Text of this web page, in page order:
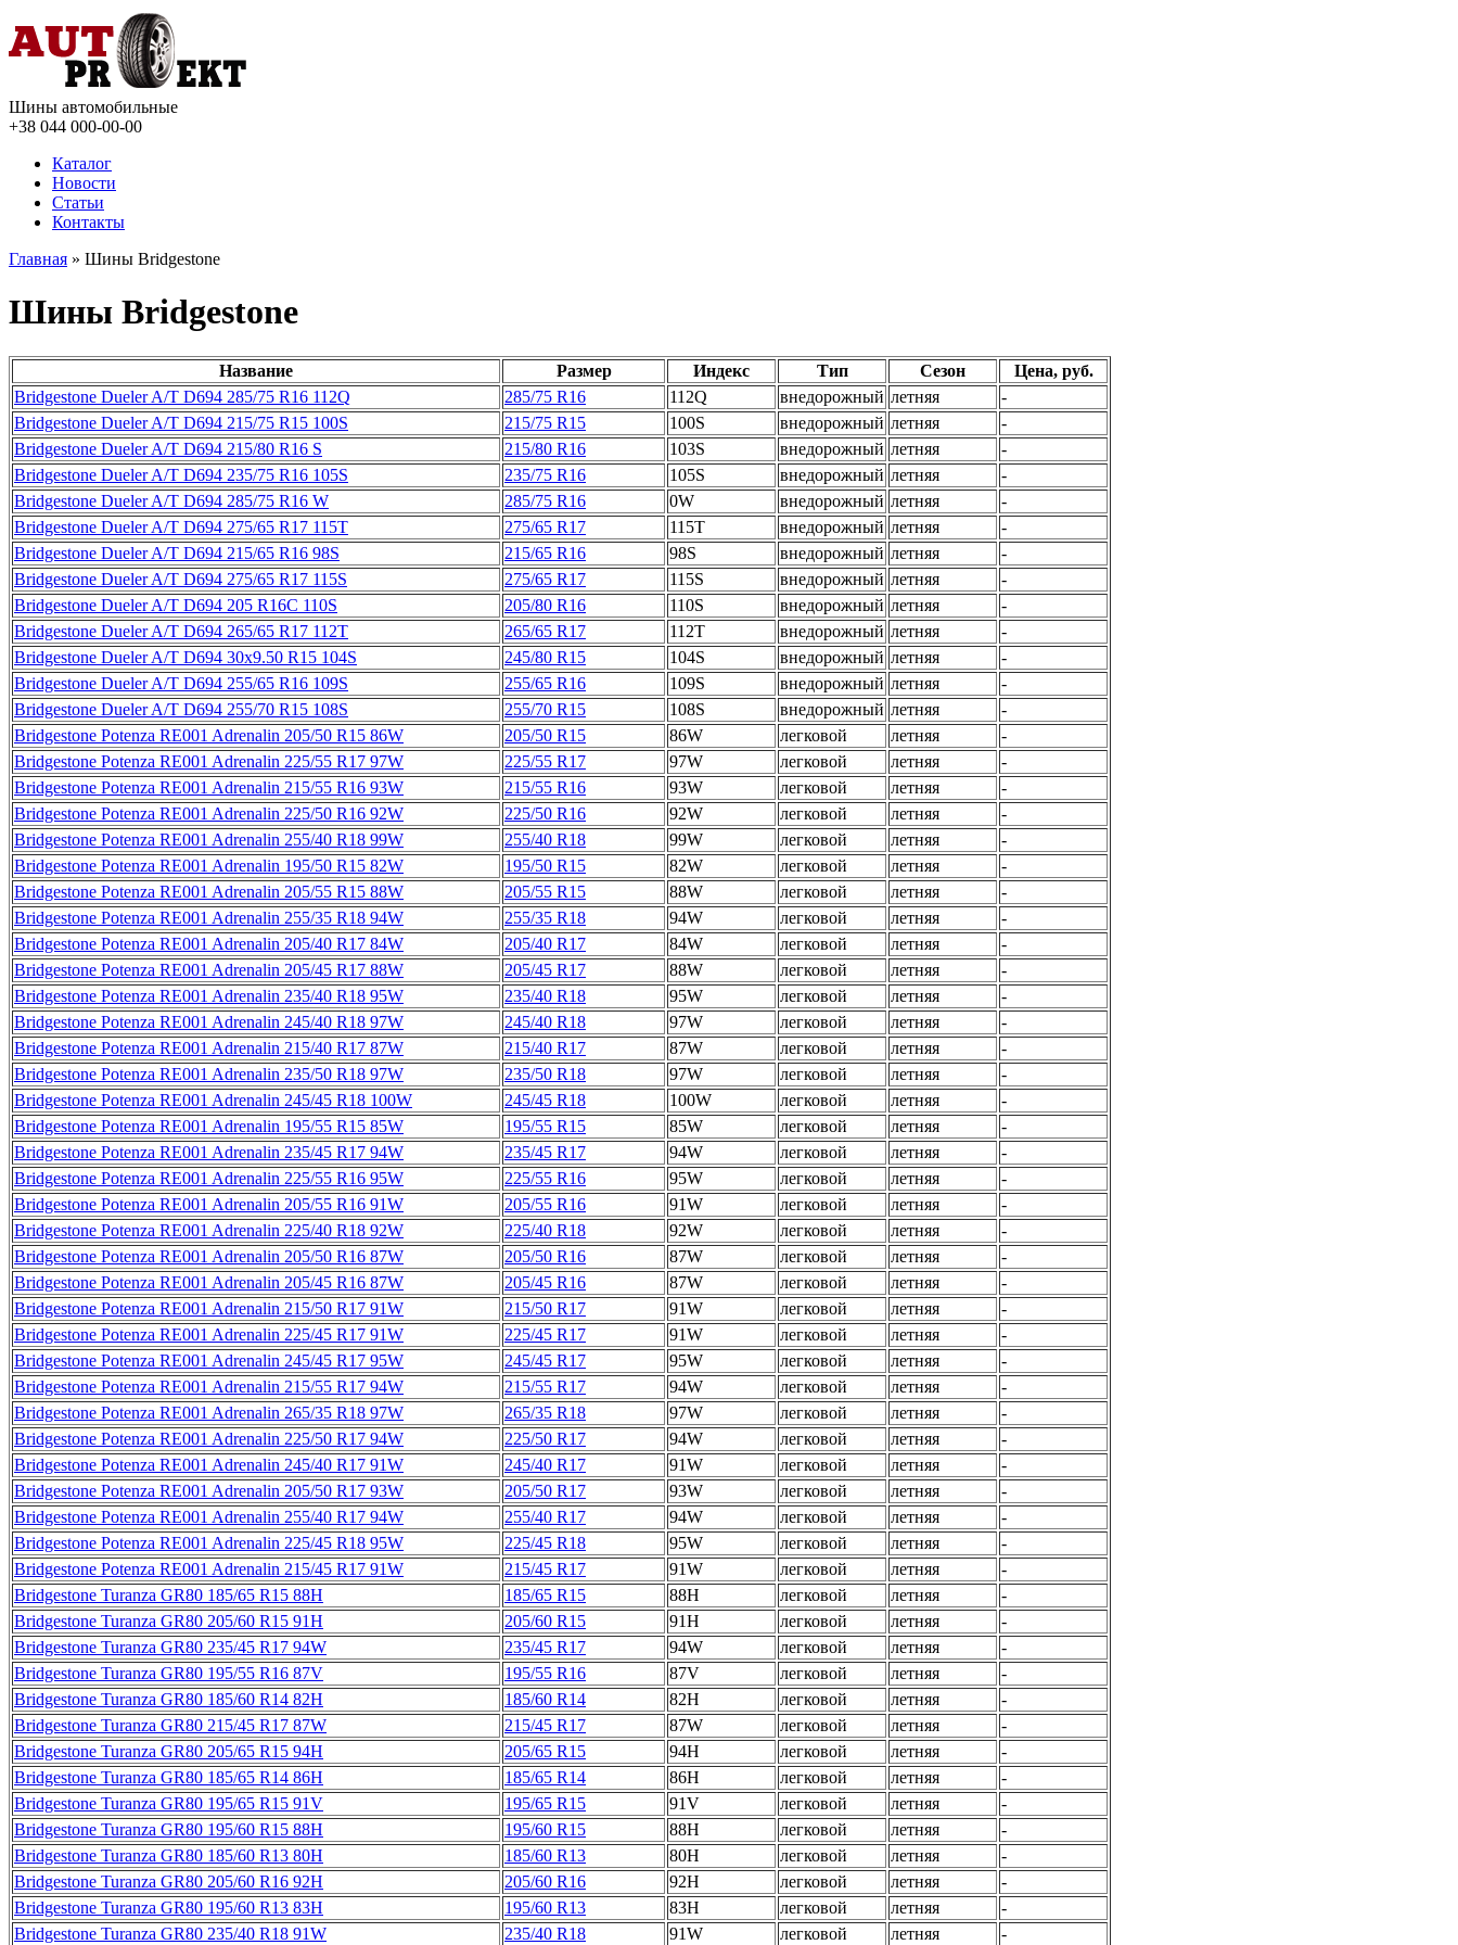
Шины автомобильные
+38 044 000-00-00
Каталог
Новости
Статьи
Контакты
Главная » Шины Bridgestone
Шины Bridgestone
Название Размер Индекс Тип Сезон
Цена, руб.
Bridgestone Dueler A/T D694 285/75 R16 112Q
285/75 R16 112Q внедорожный летняя
-
Bridgestone Dueler A/T D694 215/75 R15 100S
215/75 R15 100S внедорожный летняя
-
Bridgestone Dueler A/T D694 215/80 R16 S
215/80 R16 103S внедорожный летняя
-
Bridgestone Dueler A/T D694 235/75 R16 105S
235/75 R16 105S внедорожный летняя
-
Bridgestone Dueler A/T D694 285/75 R16 W
285/75 R16 0W внедорожный летняя
-
Bridgestone Dueler A/T D694 275/65 R17 115T
275/65 R17 115T внедорожный летняя
-
Bridgestone Dueler A/T D694 215/65 R16 98S
215/65 R16 98S внедорожный летняя
-
Bridgestone Dueler A/T D694 275/65 R17 115S
275/65 R17 115S внедорожный летняя
-
Bridgestone Dueler A/T D694 205 R16C 110S
205/80 R16 110S внедорожный летняя
-
Bridgestone Dueler A/T D694 265/65 R17 112T
265/65 R17 112T внедорожный летняя
-
Bridgestone Dueler A/T D694 30x9.50 R15 104S
245/80 R15 104S внедорожный летняя
-
Bridgestone Dueler A/T D694 255/65 R16 109S
255/65 R16 109S внедорожный летняя
-
Bridgestone Dueler A/T D694 255/70 R15 108S
255/70 R15 108S внедорожный летняя
-
Bridgestone Potenza RE001 Adrenalin 205/50 R15 86W
205/50 R15 86W легковой летняя
-
Bridgestone Potenza RE001 Adrenalin 225/55 R17 97W
225/55 R17 97W легковой летняя
-
Bridgestone Potenza RE001 Adrenalin 215/55 R16 93W
215/55 R16 93W легковой летняя
-
Bridgestone Potenza RE001 Adrenalin 225/50 R16 92W
225/50 R16 92W легковой летняя
-
Bridgestone Potenza RE001 Adrenalin 255/40 R18 99W
255/40 R18 99W легковой летняя
-
Bridgestone Potenza RE001 Adrenalin 195/50 R15 82W
195/50 R15 82W легковой летняя
-
Bridgestone Potenza RE001 Adrenalin 205/55 R15 88W
205/55 R15 88W легковой летняя
-
Bridgestone Potenza RE001 Adrenalin 255/35 R18 94W
255/35 R18 94W легковой летняя
-
Bridgestone Potenza RE001 Adrenalin 205/40 R17 84W
205/40 R17 84W легковой летняя
-
Bridgestone Potenza RE001 Adrenalin 205/45 R17 88W
205/45 R17 88W легковой летняя
-
Bridgestone Potenza RE001 Adrenalin 235/40 R18 95W
235/40 R18 95W легковой летняя
-
Bridgestone Potenza RE001 Adrenalin 245/40 R18 97W
245/40 R18 97W легковой летняя
-
Bridgestone Potenza RE001 Adrenalin 215/40 R17 87W
215/40 R17 87W легковой летняя
-
Bridgestone Potenza RE001 Adrenalin 235/50 R18 97W
235/50 R18 97W легковой летняя
-
Bridgestone Potenza RE001 Adrenalin 245/45 R18 100W
245/45 R18 100W легковой летняя
-
Bridgestone Potenza RE001 Adrenalin 195/55 R15 85W
195/55 R15 85W легковой летняя
-
Bridgestone Potenza RE001 Adrenalin 235/45 R17 94W
235/45 R17 94W легковой летняя
-
Bridgestone Potenza RE001 Adrenalin 225/55 R16 95W
225/55 R16 95W легковой летняя
-
Bridgestone Potenza RE001 Adrenalin 205/55 R16 91W
205/55 R16 91W легковой летняя
-
Bridgestone Potenza RE001 Adrenalin 225/40 R18 92W
225/40 R18 92W легковой летняя
-
Bridgestone Potenza RE001 Adrenalin 205/50 R16 87W
205/50 R16 87W легковой летняя
-
Bridgestone Potenza RE001 Adrenalin 205/45 R16 87W
205/45 R16 87W легковой летняя
-
Bridgestone Potenza RE001 Adrenalin 215/50 R17 91W
215/50 R17 91W легковой летняя
-
Bridgestone Potenza RE001 Adrenalin 225/45 R17 91W
225/45 R17 91W легковой летняя
-
Bridgestone Potenza RE001 Adrenalin 245/45 R17 95W
245/45 R17 95W легковой летняя
-
Bridgestone Potenza RE001 Adrenalin 215/55 R17 94W
215/55 R17 94W легковой летняя
-
Bridgestone Potenza RE001 Adrenalin 265/35 R18 97W
265/35 R18 97W легковой летняя
-
Bridgestone Potenza RE001 Adrenalin 225/50 R17 94W
225/50 R17 94W легковой летняя
-
Bridgestone Potenza RE001 Adrenalin 245/40 R17 91W
245/40 R17 91W легковой летняя
-
Bridgestone Potenza RE001 Adrenalin 205/50 R17 93W
205/50 R17 93W легковой летняя
-
Bridgestone Potenza RE001 Adrenalin 255/40 R17 94W
255/40 R17 94W легковой летняя
-
Bridgestone Potenza RE001 Adrenalin 225/45 R18 95W
225/45 R18 95W легковой летняя
-
Bridgestone Potenza RE001 Adrenalin 215/45 R17 91W
215/45 R17 91W легковой летняя
-
Bridgestone Turanza GR80 185/65 R15 88H
185/65 R15 88H легковой летняя
-
Bridgestone Turanza GR80 205/60 R15 91H
205/60 R15 91H легковой летняя
-
Bridgestone Turanza GR80 235/45 R17 94W
235/45 R17 94W легковой летняя
-
Bridgestone Turanza GR80 195/55 R16 87V
195/55 R16 87V легковой летняя
-
Bridgestone Turanza GR80 185/60 R14 82H
185/60 R14 82H легковой летняя
-
Bridgestone Turanza GR80 215/45 R17 87W
215/45 R17 87W легковой летняя
-
Bridgestone Turanza GR80 205/65 R15 94H
205/65 R15 94H легковой летняя
-
Bridgestone Turanza GR80 185/65 R14 86H
185/65 R14 86H легковой летняя
-
Bridgestone Turanza GR80 195/65 R15 91V
195/65 R15 91V легковой летняя
-
Bridgestone Turanza GR80 195/60 R15 88H
195/60 R15 88H легковой летняя
-
Bridgestone Turanza GR80 185/60 R13 80H
185/60 R13 80H легковой летняя
-
Bridgestone Turanza GR80 205/60 R16 92H
205/60 R16 92H легковой летняя
-
Bridgestone Turanza GR80 195/60 R13 83H
195/60 R13 83H легковой летняя
-
Bridgestone Turanza GR80 235/40 R18 91W
235/40 R18 91W легковой летняя -